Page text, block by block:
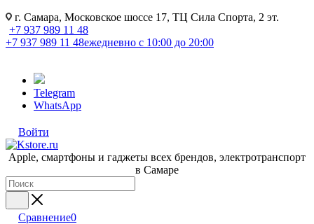
г. Самара, Московское шоссе 17, ТЦ Сила Спорта, 2 эт.
+7 937 989 11 48
+7 937 989 11 48ежедневно с 10:00 до 20:00
Telegram
WhatsApp
Войти
Apple, cмартфоны и гаджеты всех брендов, электротранспорт
в Самаре
Сравнение0